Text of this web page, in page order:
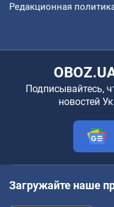
Редакционная
Подписывайтесь,
новостей
Загружайте наше